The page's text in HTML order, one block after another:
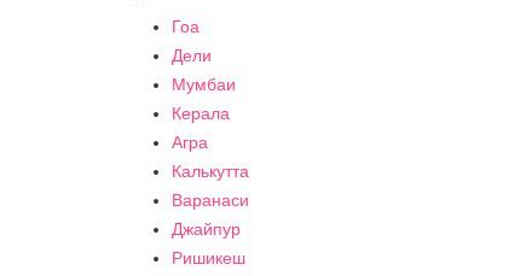
Гоа
Дели
Мумбаи
Керала
Агра
Калькутта
Варанаси
Джайпур
Ришикеш